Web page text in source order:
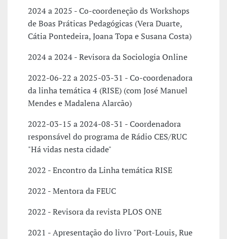
2024 a 2025 - Co-coordeneção ds Workshops
de Boas Práticas Pedagógicas (Vera Duarte,
Cátia Pontedeira, Joana Topa e Susana Costa)
2024 a 2024 - Revisora da Sociologia Online
2022-06-22 a 2025-03-31 - Co-coordenadora
da linha temática 4 (RISE) (com José Manuel
Mendes e Madalena Alarcão)
2022-03-15 a 2024-08-31 - Coordenadora
responsável do programa de Rádio CES/RUC
"Há vidas nesta cidade"
2022 - Encontro da Linha temática RISE
2022 - Mentora da FEUC
2022 - Revisora da revista PLOS ONE
2021 - Apresentação do livro "Port-Louis, Rue